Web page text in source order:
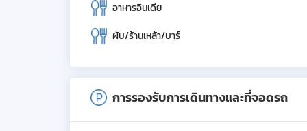
อาหารอินเดีย
ผับ/ร้านเหล้า/บาร์
การรองรับการเดินทางและที่จอดรถ